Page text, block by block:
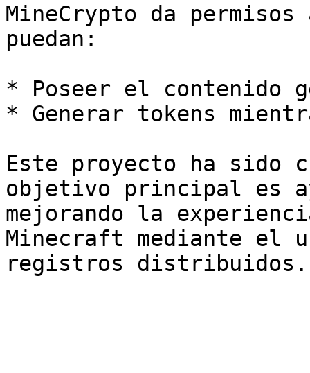
MineCrypto da
puedan:
* Poseer el contenido
* Generar tokens
Este proyecto ha sido
objetivo principal es
mejorando la
Minecraft mediante el